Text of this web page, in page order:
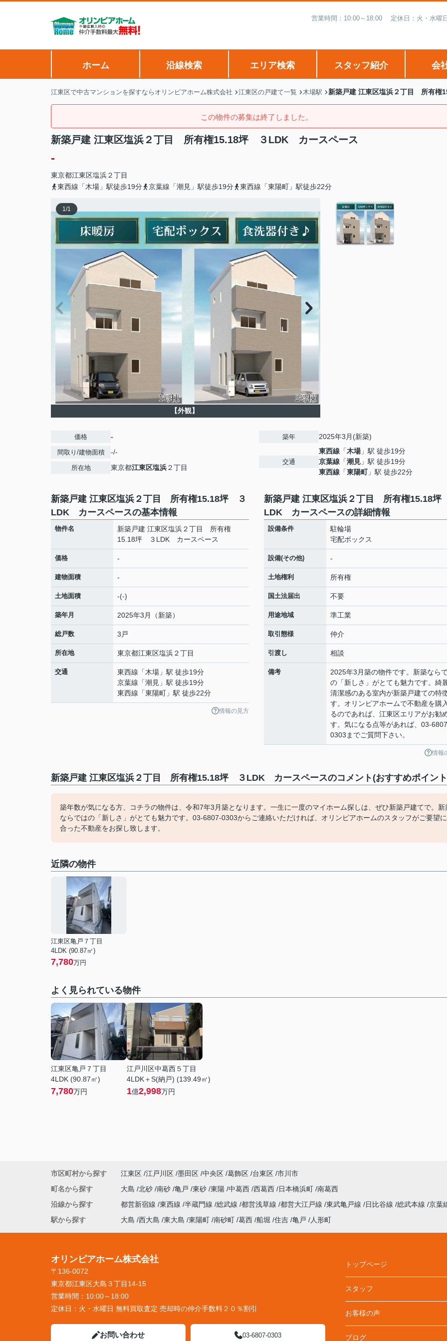
営業時間：10:00～18:00 定休日：火・水曜
ホーム 沿線検索 エリア検索 スタッフ紹介 会
江東区で中古マンションを探すならオリンピアホーム株式会社 江東区の戸建て一覧 木場駅 新築戸建 江東区塩浜２丁目 所有
この物件の募集は終了しました。
新築戸建 江東区塩浜２丁目 所有権15.18坪 ３LDK カースペース
-
東京都江東区塩浜２丁目
東西線「木場」駅徒歩19分
京葉線「潮見」駅徒歩19分 東西線「東陽町」駅徒歩22分
1/1
【外観】
価格 -
間取り/建物面積 -/-
所在地 東京都江東区塩浜２丁目
築年 2025年3月(新築)
交通
東西線 「木場」駅 徒歩19分
京葉線 「潮見 」駅 徒歩19分
東西線 「東陽町」駅 徒歩22分
新築戸建 江東区塩浜２丁目 所有権15.18坪 ３
LDK カースペースの基本情報
物件名
新築戸建 江東区塩浜２丁目 所有権
15.18坪 ３LDK カースペース
価格 -
建物面積 -
土地面積 -(-)
築年月 2025年3月（新築）
総戸数 3戸
所在地 東京都江東区塩浜２丁目
交通 東西線 「木場 」駅 徒歩19分
京葉線 「潮見 」駅 徒歩19分
東西線 「東陽町 」駅 徒歩22分
情報の見方
新築戸建 江東区塩浜２丁目 所有権15.18
LDK カースペースの詳細情報
設備条件
駐輪場
宅配ボックス
設備(その他) -
土地権利 所有権
国土法届出 不要
用途地域 準工業
取引態様 仲介
引渡し 相談
備考
2025年3月築の物件です。新築なら
の「新しさ」がとても魅力です。綺
清潔感のある室内が新築戸建ての特
す。オリンピアホームで不動産を購
るのであれば、江東区エリアがお勧
す。気になる点等があれば、03-
0303までご質問下さい。
情報
新築戸建 江東区塩浜２丁目 所有権15.18坪 ３LDK カースペースのコメント(おすすめポイン
築年数が気になる方、コチラの物件は、令和7年3月築となります。一生に一度のマイホーム探しは、ぜひ新築戸建てで。新
ならではの「新しさ」がとても魅力です。03-6807-0303からご連絡いただければ、オリンピアホームのスタッフがご要望に
合った不動産をお探し致します。
近隣の物件
江東区亀戸７丁目
4LDK (90.87㎡)
7,780万円
よく見られている物件
江東区亀戸７丁目
4LDK (90.87㎡)
7,780万円
江戸川区中葛西５丁目
4LDK＋S(納戸) (139.49㎡)
1億2,998万円
市区町村から探す 江東区 江戸川区 墨田区 中央区 葛飾区 台東区 市川市
町名から探す
大島 北砂 南砂 亀戸 東砂 東陽 中葛西 西葛西 日本橋浜町 南葛西
沿線から探す
都営新宿線 東西線 半蔵門線 総武線 都営浅草線 都営大江戸線 東武亀戸線 日比谷線 総武本線 京葉
駅から探す
大島 西大島 東大島 東陽町 南砂町 葛西 船堀 住吉 亀戸 人形町
オリンピアホーム株式会社
〒136-0072
東京都江東区大島３丁目14-15
営業時間： 10:00～18:00
定休日： 火・水曜日 無料買取査定 売却時の仲介手数料２０％割引
お問い合わせ 03-6807-0303
トップページ
スタッフ
お客様の声
ブログ